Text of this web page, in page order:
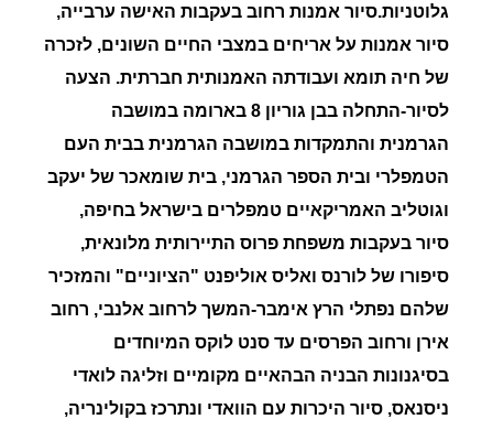
גלוטניות.סיור אמנות רחוב בעקבות האישה ערבייה,
סיור אמנות על אריחים במצבי החיים השונים, לזכרה
של חיה תומא ועבודתה האמנותית חברתית. הצעה
לסיור-התחלה בבן גוריון 8 בארומה במושבה
הגרמנית והתמקדות במושבה הגרמנית בבית העם
הטמפלרי ובית הספר הגרמני, בית שומאכר של יעקב
וגוטליב האמריקאיים טמפלרים בישראל בחיפה,
סיור בעקבות משפחת פרוס התיירותית מלונאית,
סיפורו של לורנס ואליס אוליפנט "הציוניים" והמזכיר
שלהם נפתלי הרץ אימבר-המשך לרחוב אלנבי, רחוב
אירן ורחוב הפרסים עד סנט לוקס המיוחדים
בסיגנונות הבניה הבהאיים מקומיים וזליגה לואדי
ניסנאס, סיור היכרות עם הוואדי ונתרכז בקולינריה,